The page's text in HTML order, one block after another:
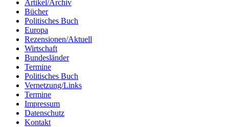
Artikel/Archiv
Bücher
Politisches Buch
Europa
Rezensionen/Aktuell
Wirtschaft
Bundesländer
Termine
Politisches Buch
Vernetzung/Links
Termine
Impressum
Datenschutz
Kontakt